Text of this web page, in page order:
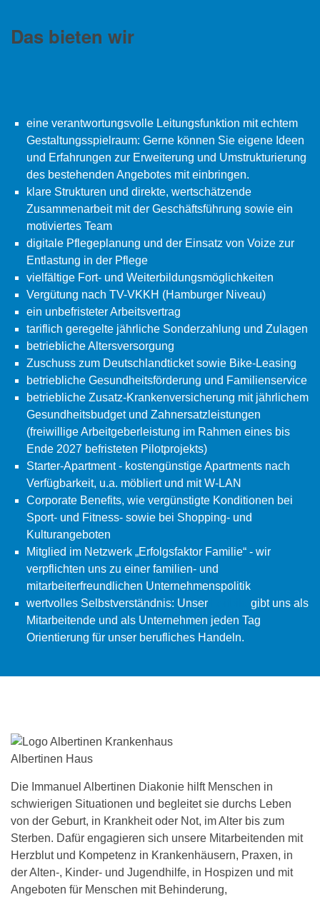
Das bieten wir
eine verantwortungsvolle Leitungsfunktion mit echtem
Gestaltungsspielraum: Gerne können Sie eigene Ideen
und Erfahrungen zur Erweiterung und Umstrukturierung
des bestehenden Angebotes mit einbringen.
klare Strukturen und direkte, wertschätzende
Zusammenarbeit mit der Geschäftsführung sowie ein
motiviertes Team
digitale Pflegeplanung und der Einsatz von Voize zur
Entlastung in der Pflege
vielfältige Fort- und Weiterbildungsmöglichkeiten
Vergütung nach TV-VKKH (Hamburger Niveau)
ein unbefristeter Arbeitsvertrag
tariflich geregelte jährliche Sonderzahlung und Zulagen
betriebliche Altersversorgung
Zuschuss zum Deutschlandticket sowie Bike-Leasing
betriebliche Gesundheitsförderung und Familienservice
betriebliche Zusatz-Krankenversicherung mit jährlichem
Gesundheitsbudget und Zahnersatzleistungen
(freiwillige Arbeitgeberleistung im Rahmen eines bis
Ende 2027 befristeten Pilotprojekts)
Starter-Apartment - kostengünstige Apartments nach
Verfügbarkeit, u.a. möbliert und mit W-LAN
Corporate Benefits, wie vergünstigte Konditionen bei
Sport- und Fitness- sowie bei Shopping- und
Kulturangeboten
Mitglied im Netzwerk „Erfolgsfaktor Familie“ - wir
verpflichten uns zu einer familien- und
mitarbeiterfreundlichen Unternehmenspolitik
wertvolles Selbstverständnis: Unser
gibt uns als
Mitarbeitende und als Unternehmen jeden Tag
Orientierung für unser berufliches Handeln.
Die Immanuel Albertinen Diakonie hilft Menschen in
schwierigen Situationen und begleitet sie durchs Leben
von der Geburt, in Krankheit oder Not, im Alter bis zum
Sterben. Dafür engagieren sich unsere Mitarbeitenden mit
Herzblut und Kompetenz in Krankenhäusern, Praxen, in
der Alten-, Kinder- und Jugendhilfe, in Hospizen und mit
Angeboten für Menschen mit Behinderung,